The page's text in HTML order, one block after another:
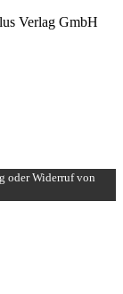
Verlag GmbH
oder Widerruf von